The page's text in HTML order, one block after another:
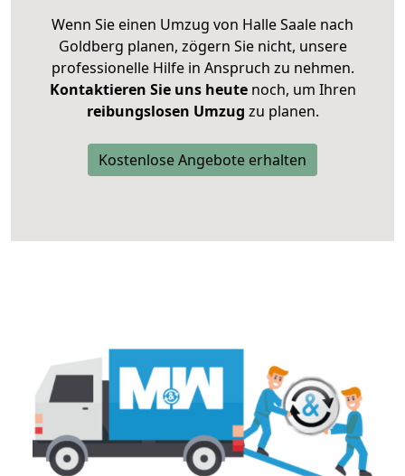
Wenn Sie einen Umzug von Halle Saale nach
Goldberg planen, zögern Sie nicht, unsere
professionelle Hilfe in Anspruch zu nehmen.
Kontaktieren Sie uns heutenoch, um Ihren
reibungslosen Umzug zu planen.
Kostenlose Angebote erhalten